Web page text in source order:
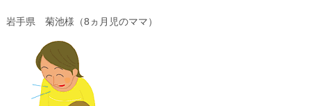
岩手県 菊池様（8ヵ月児のママ）